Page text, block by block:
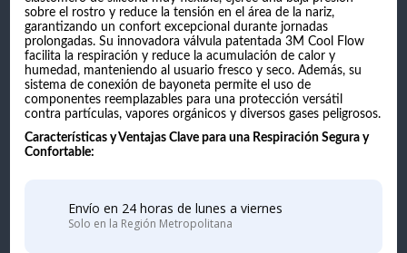
sobre el rostro y reduce la tensión en el área de la nariz,
garantizando un confort excepcional durante jornadas
prolongadas. Su innovadora válvula patentada 3M Cool Flow
facilita la respiración y reduce la acumulación de calor y
humedad, manteniendo al usuario fresco y seco. Además, su
sistema de conexión de bayoneta permite el uso de
componentes reemplazables para una protección versátil
contra partículas, vapores orgánicos y diversos gases peligrosos.
Características y Ventajas Clave para una Respiración Segura y
Confortable:
Envío en 24 horas de lunes a viernes
Solo en la Región Metropolitana